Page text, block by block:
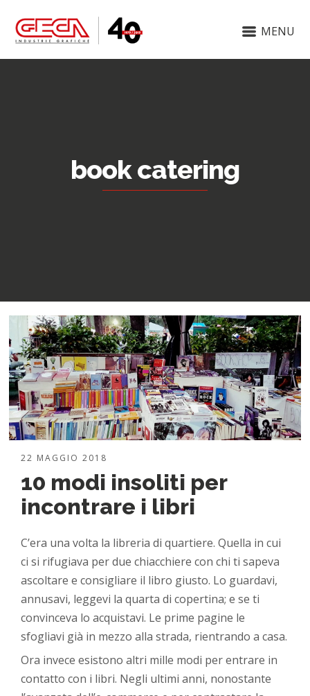
MENU
book catering
22 MAGGIO 2018
10 modi insoliti per
incontrare i libri
C’era una volta la libreria di quartiere. Quella in cui
ci si rifugiava per due chiacchiere con chi ti sapeva
ascoltare e consigliare il libro giusto. Lo guardavi,
annusavi, leggevi la quarta di copertina; e se ti
convinceva lo acquistavi. Le prime pagine le
sfogliavi già in mezzo alla strada, rientrando a casa.
Ora invece esistono altri mille modi per entrare in
contatto con i libri. Negli ultimi anni, nonostante